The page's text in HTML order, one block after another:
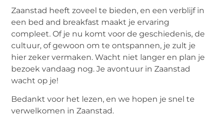
Zaanstad heeft zoveel te bieden, en een verblijf in
een bed and breakfast maakt je ervaring
compleet. Of je nu komt voor de geschiedenis, de
cultuur, of gewoon om te ontspannen, je zult je
hier zeker vermaken. Wacht niet langer en plan je
bezoek vandaag nog. Je avontuur in Zaanstad
wacht op je!
Bedankt voor het lezen, en we hopen je snel te
verwelkomen in Zaanstad.